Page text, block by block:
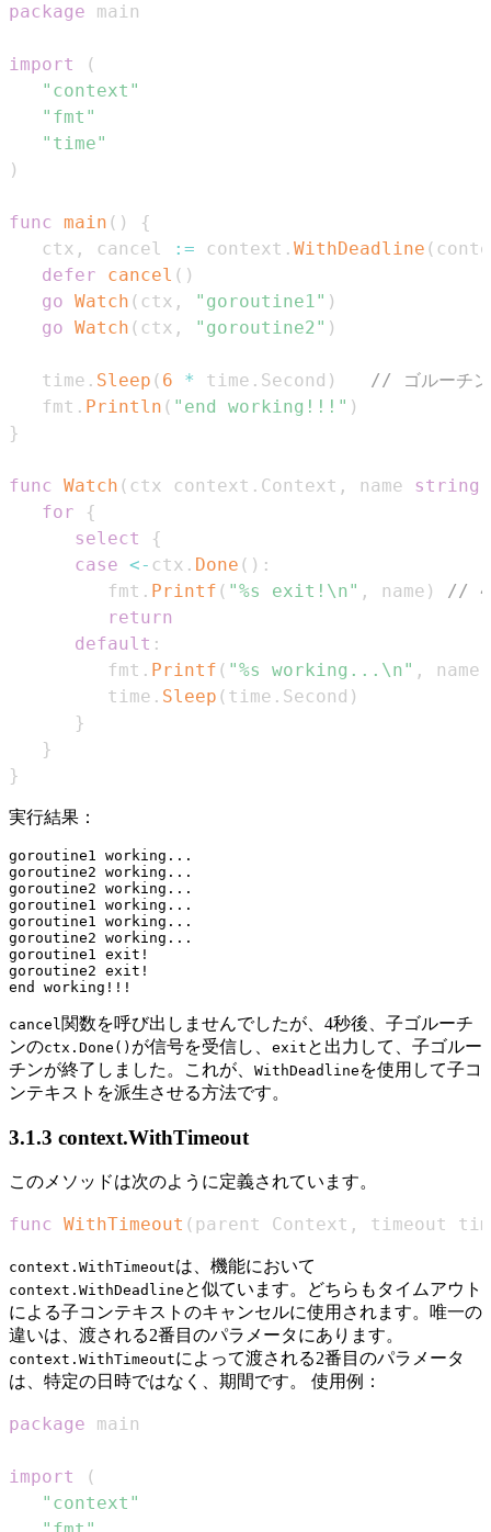
package
import
(
"context"
"fmt"
"time"
)
func main ( )
{
   ctx
, cancel := context . WithDeadline (
defer
cancel ( )
go Watch ( ctx , "goroutine1" )
go Watch ( ctx , "goroutine2" )
   time
. Sleep ( 6 * time . Second )
// ゴルーチン
   fmt
. Println ( "end working!!!" )
}
func Watch ( ctx context . Context , name string
for
{
select
{
case <- ctx . Done ( ) :
         fmt
. Printf ( "%s exit!\n" , name )
// 4
return
default :
         fmt
. Printf ( "%s working...\n" , name
         time
. Sleep ( time . Second )
}
}
}
実行結果：
goroutine1 working...
goroutine2 working...
goroutine2 working...
goroutine1 working...
goroutine1 working...
goroutine2 working...
goroutine1 exit!
goroutine2 exit!
cancel関数を呼び出しませんでしたが、4秒後、子ゴルーチ
ンのctx.Done() が信号を受信し、 exit と出力して、子ゴルー
チンが終了しました。これが、 WithDeadline を使用して子コ
ンテキストを派生させる方法です。
3.1.3 context.WithTimeout
このメソッドは次のように定義されています。
func WithTimeout ( parent Context , timeout
context.WithTimeoutは、機能において
context.WithDeadline と似ています。どちらもタイムアウト
による子コンテキストのキャンセルに使用されます。唯一の
違いは、渡される2番目のパラメータにあります。
context.WithTimeoutによって渡される2番目のパラメータ
は、特定の日時ではなく、期間です。 使用例：
package
import
(
"context"